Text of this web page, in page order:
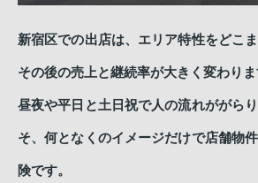
新宿区での出店は、エリア特性をどこ
その後の売上と継続率が大きく変わりま
昼夜や平日と土日祝で人の流れががら
そ、何となくのイメージだけで店舗物
険です。